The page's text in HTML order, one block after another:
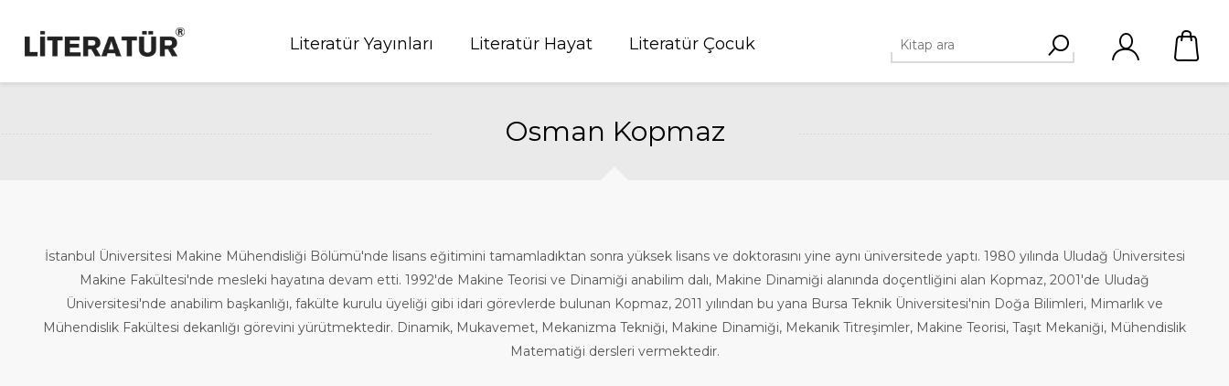
Literatür Yayınları Literatür Hayat Literatür Çocuk
Osman Kopmaz
İstanbul Üniversitesi Makine Mühendisliği Bölümü'nde lisans eğitimini tamamladıktan sonra yüksek lisans ve doktorasını yine aynı üniversitede yaptı. 1980 yılında Uludağ Üniversitesi
Makine Fakültesi'nde mesleki hayatına devam etti. 1992'de Makine Teorisi ve Dinamiği anabilim dalı, Makine Dinamiği alanında doçentliğini alan Kopmaz, 2001'de Uludağ
Üniversitesi'nde anabilim başkanlığı, fakülte kurulu üyeliği gibi idari görevlerde bulunan Kopmaz, 2011 yılından bu yana Bursa Teknik Üniversitesi'nin Doğa Bilimleri, Mimarlık ve
Mühendislik Fakültesi dekanlığı görevini yürütmektedir. Dinamik, Mukavemet, Mekanizma Tekniği, Makine Dinamiği, Mekanik Titreşimler, Makine Teorisi, Taşıt Mekaniği, Mühendislik
Matematiği dersleri vermektedir.